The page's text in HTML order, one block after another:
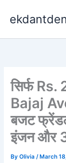
सिर्फ
Bajaj
बजट
इंजन और
ByOlivia/ March